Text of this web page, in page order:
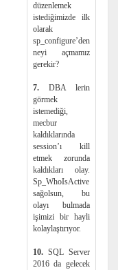
düzenlemek
istediğimizde ilk
olarak
sp_configure’den
neyi açmamız
gerekir?
7.DBA lerin
görmek
istemediği,
mecbur
kaldıklarında
session’ı kill
etmek zorunda
kaldıkları olay.
Sp_WhoIsActive
sağolsun, bu
olayı bulmada
işimizi bir hayli
kolaylaştırıyor.
10.SQL Server
2016 da gelecek